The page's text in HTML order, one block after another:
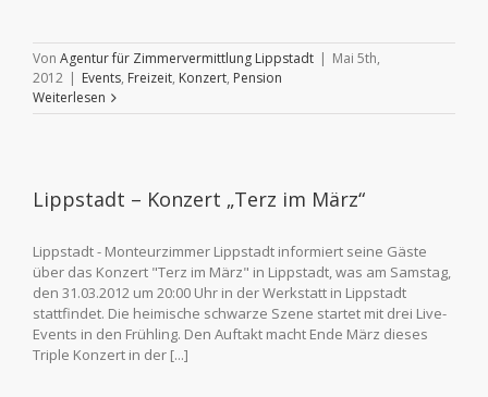
Von Agentur für Zimmervermittlung Lippstadt | Mai 5th,
2012 | Events, Freizeit, Konzert, Pension
Weiterlesen
Lippstadt – Konzert „Terz im März“
Lippstadt - Monteurzimmer Lippstadt informiert seine Gäste
über das Konzert "Terz im März" in Lippstadt, was am Samstag,
den 31.03.2012 um 20:00 Uhr in der Werkstatt in Lippstadt
stattfindet. Die heimische schwarze Szene startet mit drei Live-
Events in den Frühling. Den Auftakt macht Ende März dieses
Triple Konzert in der [...]